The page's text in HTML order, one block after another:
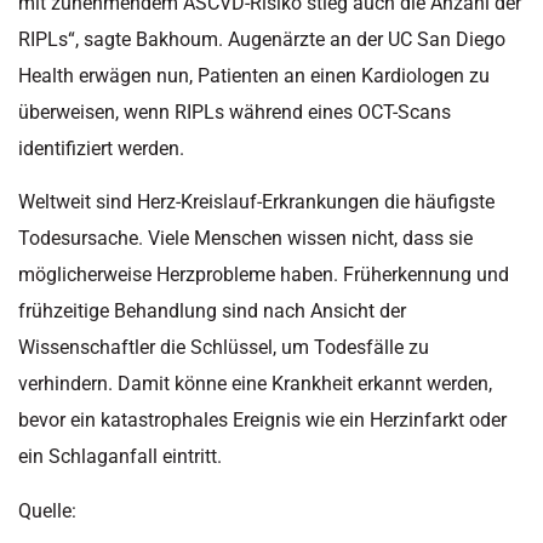
RIPLs“, sagte Bakhoum. Augenärzte an der UC San Diego
Health erwägen nun, Patienten an einen Kardiologen zu
überweisen, wenn RIPLs während eines OCT-Scans
identifiziert werden.
Weltweit sind Herz-Kreislauf-Erkrankungen die häufigste
Todesursache. Viele Menschen wissen nicht, dass sie
möglicherweise Herzprobleme haben. Früherkennung und
frühzeitige Behandlung sind nach Ansicht der
Wissenschaftler die Schlüssel, um Todesfälle zu
verhindern. Damit könne eine Krankheit erkannt werden,
bevor ein katastrophales Ereignis wie ein Herzinfarkt oder
ein Schlaganfall eintritt.
Quelle: